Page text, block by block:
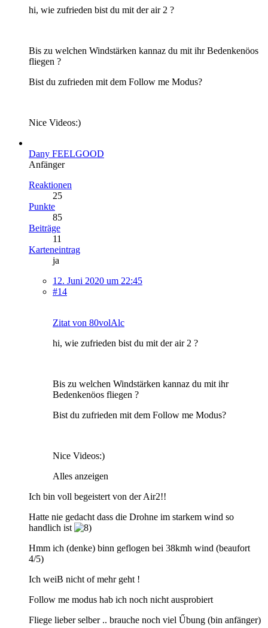
hi, wie zufrieden bist du mit der air 2 ?
Bis zu welchen Windstärken kannaz du mit ihr Bedenkenöos
fliegen ?
Bist du zufrieden mit dem Follow me Modus?
Nice Videos:)
Dany FEELGOOD
Anfänger
Reaktionen
25
Punkte
85
Beiträge
11
Karteneintrag
ja
12. Juni 2020 um 22:45
#14
Zitat von 80volAlc
hi, wie zufrieden bist du mit der air 2 ?
Bis zu welchen Windstärken kannaz du mit ihr
Bedenkenöos fliegen ?
Bist du zufrieden mit dem Follow me Modus?
Nice Videos:)
Alles anzeigen
Ich bin voll begeistert von der Air2!!
Hatte nie gedacht dass die Drohne im starkem wind so
handlich ist
Hmm ich (denke) binn geflogen bei 38kmh wind (beaufort
4/5)
Ich weiB nicht of mehr geht !
Follow me modus hab ich noch nicht ausprobiert
Fliege lieber selber .. brauche noch viel Űbung (bin anfänger)